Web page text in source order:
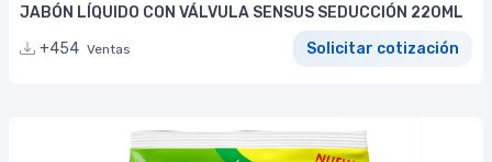
JABÓN LÍQUIDO CON VÁLVULA SENSUS SEDUCCIÓN 220ML
+454 Ventas Solicitar cotización